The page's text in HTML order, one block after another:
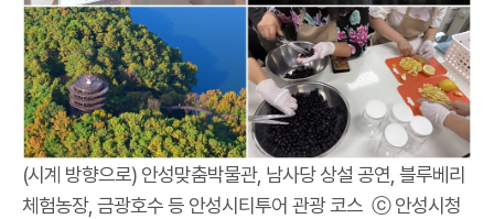
(시계 방향으로) 안성맞춤박물관, 남사당 상설 공연, 블루베리
체험농장, 금광호수 등 안성시티투어 관광 코스 ⓒ 안성시청